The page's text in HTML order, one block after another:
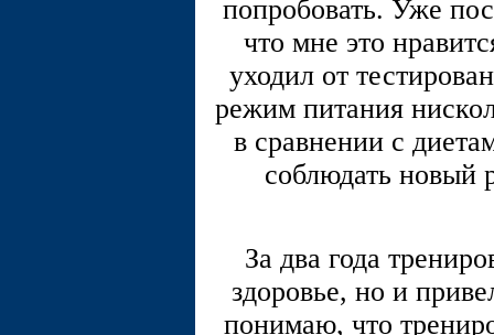
попробовать. Уже
что мне это
уходил от
режим питания
в сравнении с
соблюдать новый
За два года
здоровье, но и
понимаю, что